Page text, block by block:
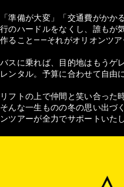
「準備が大変」「交通費がか
行のハードルをなくし、誰もが
作ること——それがオリオンツア
バスに乗れば、目的地はもうゲ
レンタル。予算に合わせて自由
リフトの上で仲間と笑い合った
そんな一生ものの冬の思い出づ
ンツアーが全力でサポートいた